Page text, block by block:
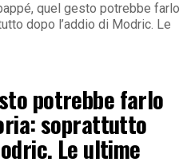
quel gesto potrebbe farlo
dopo l’addio di Modric. Le
potrebbe farlo
soprattutto
Le ultime